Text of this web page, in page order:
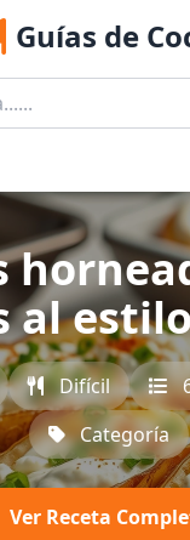
Guías de
al
Difícil
Categoría
Ver Receta